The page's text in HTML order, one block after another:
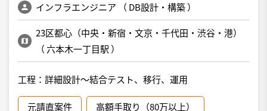
インフラエンジニア （ DB設計・構築）
23区都心（中央・新宿・文京・千代田・渋谷・港）
（ 六本木一丁目駅 ）
工程：詳細設計～結合テスト、移行、運用
元請直案件 高額手取り（80万以上）